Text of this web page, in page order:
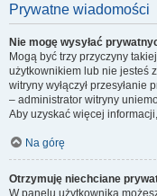
Prywatne wiadomości
Nie mogę wysyłać
Mogą być trzy przyczyny
użytkownikiem lub nie jesteś
witryny wyłączył
– administrator witryny
Aby uzyskać więcej
Na górę
Otrzymuję niechciane
W panelu użytkownika